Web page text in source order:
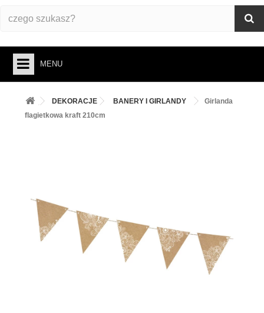
MENU
PIECZENIE
DEKORACJE
UROCZYSTOŚCI
PODKŁADY /PRZEKŁADKI/WSPORNIKI/BANKETÓWKI
DEKORACJE BANERY I GIRLANDY
Girlanda
flagietkowa kraft 210cm